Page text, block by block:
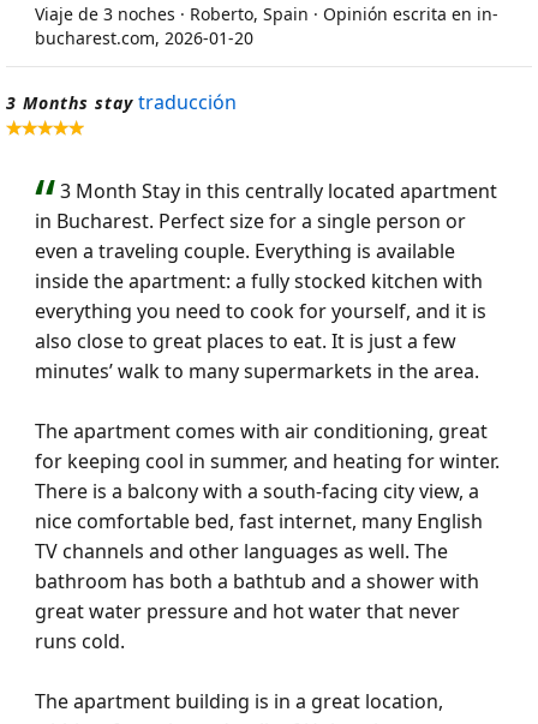
Viaje de 3 noches · Roberto, Spain · Opinión escrita en in-
bucharest.com, 2026-01-20
3 Months stay traducción
3 Month Stay in this centrally located apartment
in Bucharest. Perfect size for a single person or
even a traveling couple. Everything is available
inside the apartment: a fully stocked kitchen with
everything you need to cook for yourself, and it is
also close to great places to eat. It is just a few
minutes’ walk to many supermarkets in the area.
The apartment comes with air conditioning, great
for keeping cool in summer, and heating for winter.
There is a balcony with a south-facing city view, a
nice comfortable bed, fast internet, many English
TV channels and other languages as well. The
bathroom has both a bathtub and a shower with
great water pressure and hot water that never
runs cold.
The apartment building is in a great location,